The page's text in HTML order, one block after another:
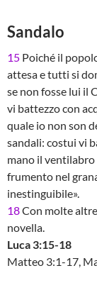
Sandalo
15 Poiché il
attesa e tutti si
se non fosse lui il
vi battezzo con
quale io non son
sandali: costui vi
mano il ventilabro
frumento nel
inestinguibile».
18Con molte
novella.
Luca 3:15-18
Matteo 3:1-17,